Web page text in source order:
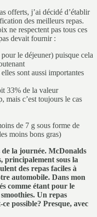
offerts, j’ai décidé d’établir
des meilleurs repas.
ne respectent pas tous ces
devait fournir :
le déjeuner) puisque cela
sont aussi importantes
33% de la valeur
mais c’est toujours le cas
de 7 g sous forme de
moins bons gras)
de la journée. McDonalds
principalement sous la
des repas faciles à
automobile. Dans mon
comme étant pour le
Un repas
possible? Presque, avec